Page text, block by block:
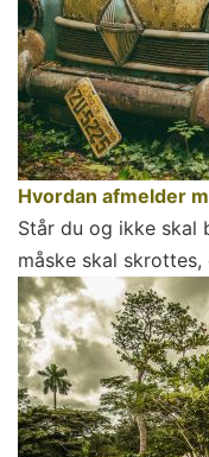
Hvordan afmelder
Står du og ikke skal
måske skal